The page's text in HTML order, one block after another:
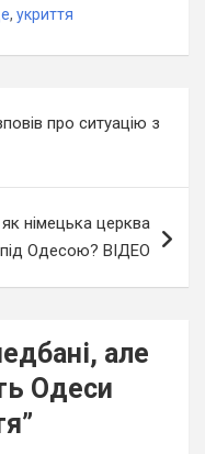
, укриття
про ситуацію з
німецька церква
під Одесою? ВІДЕО
але
Одеси
”